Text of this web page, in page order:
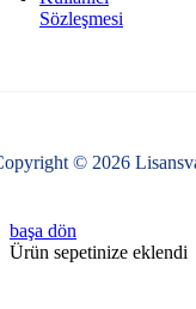
Sözleşmesi
© 2026
başa dön
Ürün sepetinize eklendi